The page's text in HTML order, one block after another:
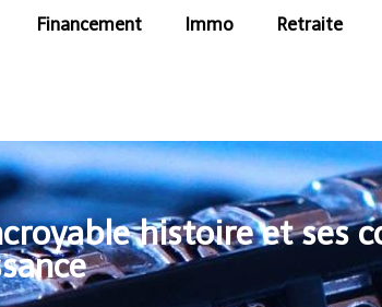
Financement Immo Retraite
histoire et ses